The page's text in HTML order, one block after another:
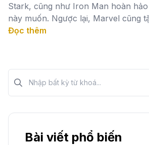
Stark, cũng như Iron Man hoàn
này muốn. Ngược lại, Marvel cũng
Đọc thêm
Tìm kiếm?>
Bài viết phổ biến